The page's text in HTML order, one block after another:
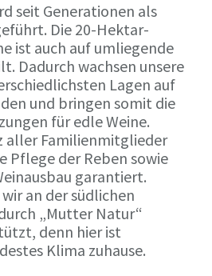
seit Generationen als
Die 20-Hektar-
ist auch auf umliegende
Dadurch wachsen unsere
Lagen auf
und bringen somit die
für edle Weine.
aller Familienmitglieder
Pflege der Reben sowie
garantiert.
an der südlichen
„Mutter Natur“
denn hier ist
Klima zuhause.